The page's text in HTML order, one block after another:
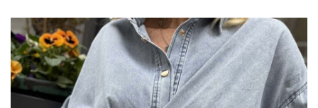
ПОРЪЧАЙ